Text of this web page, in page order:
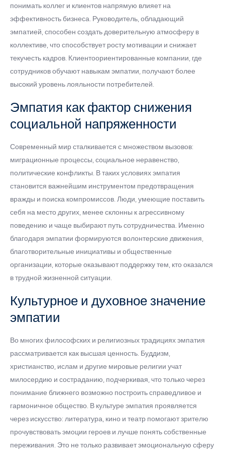
понимать коллег и клиентов напрямую влияет на
эффективность бизнеса. Руководитель, обладающий
эмпатией, способен создать доверительную атмосферу в
коллективе, что способствует росту мотивации и снижает
текучесть кадров. Клиентоориентированные компании, где
сотрудников обучают навыкам эмпатии, получают более
высокий уровень лояльности потребителей.
Эмпатия как фактор снижения
социальной напряженности
Современный мир сталкивается с множеством вызовов:
миграционные процессы, социальное неравенство,
политические конфликты. В таких условиях эмпатия
становится важнейшим инструментом предотвращения
вражды и поиска компромиссов. Люди, умеющие поставить
себя на место других, менее склонны к агрессивному
поведению и чаще выбирают путь сотрудничества. Именно
благодаря эмпатии формируются волонтерские движения,
благотворительные инициативы и общественные
организации, которые оказывают поддержку тем, кто оказался
в трудной жизненной ситуации.
Культурное и духовное значение
эмпатии
Во многих философских и религиозных традициях эмпатия
рассматривается как высшая ценность. Буддизм,
христианство, ислам и другие мировые религии учат
милосердию и состраданию, подчеркивая, что только через
понимание ближнего возможно построить справедливое и
гармоничное общество. В культуре эмпатия проявляется
через искусство: литература, кино и театр помогают зрителю
прочувствовать эмоции героев и лучше понять собственные
переживания. Это не только развивает эмоциональную сферу